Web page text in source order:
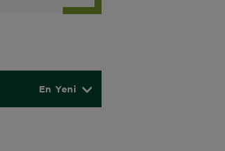
En Yeni